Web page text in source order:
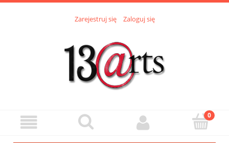
Zarejestruj się Zaloguj się